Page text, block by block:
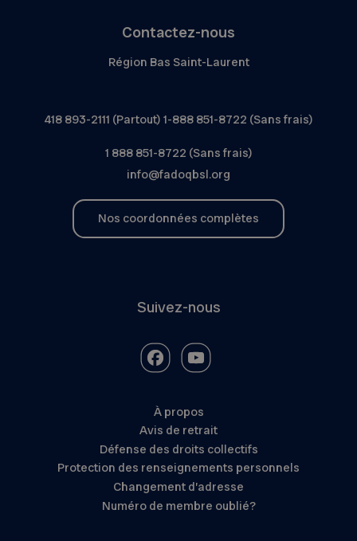
Contactez-nous
Région Bas Saint-Laurent
418 893-2111 (Partout) 1-888 851-8722 (Sans frais)
1 888 851-8722 (Sans frais)
info@fadoqbsl.org
Nos coordonnées complètes
Suivez-nous
À propos
Avis de retrait
Défense des droits collectifs
Protection des renseignements personnels
Changement d’adresse
Numéro de membre oublié?